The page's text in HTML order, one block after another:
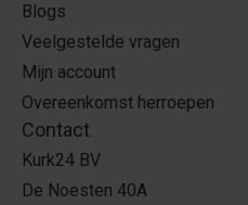
Blogs
Veelgestelde vragen
Mijn account
Overeenkomst herroepen
Contact
Kurk24 BV
De Noesten 40A